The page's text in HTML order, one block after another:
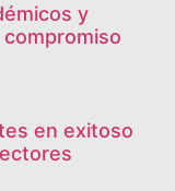
y
en exitoso